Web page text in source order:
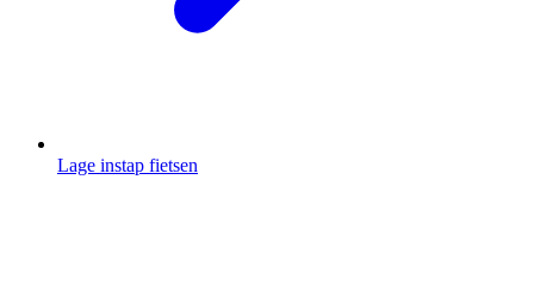
Lage instap fietsen